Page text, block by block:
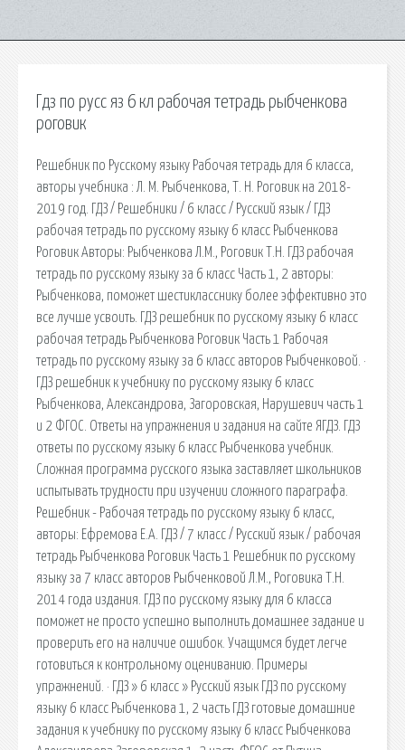
Гдз по русс яз 6 кл рабочая тетрадь рыбченкова
роговик
Решебник по Русскому языку Рабочая тетрадь для 6 класса,
авторы учебника : Л. М. Рыбченкова, Т. Н. Роговик на 2018-
2019 год. ГДЗ / Решебники / 6 класс / Русский язык / ГДЗ
рабочая тетрадь по русскому языку 6 класс Рыбченкова
Роговик Авторы: Рыбченкова Л.М., Роговик Т.Н. ГДЗ рабочая
тетрадь по русскому языку за 6 класс Часть 1, 2 авторы:
Рыбченкова, поможет шестикласснику более эффективно это
все лучше усвоить. ГДЗ решебник по русскому языку 6 класс
рабочая тетрадь Рыбченкова Роговик Часть 1 Рабочая
тетрадь по русскому языку за 6 класс авторов Рыбченковой. ·
ГДЗ решебник к учебнику по русскому языку 6 класс
Рыбченкова, Александрова, Загоровская, Нарушевич часть 1
и 2 ФГОС. Ответы на упражнения и задания на сайте ЯГДЗ. ГДЗ
ответы по русскому языку 6 класс Рыбченкова учебник.
Сложная программа русского языка заставляет школьников
испытывать трудности при изучении сложного параграфа.
Решебник - Рабочая тетрадь по русскому языку 6 класс,
авторы: Ефремова Е.А. ГДЗ / 7 класс / Русский язык / рабочая
тетрадь Рыбченкова Роговик Часть 1 Решебник по русскому
языку за 7 класс авторов Рыбченковой Л.М., Роговика Т.Н.
2014 года издания. ГДЗ по русскому языку для 6 класса
поможет не просто успешно выполнить домашнее задание и
проверить его на наличие ошибок. Учащимся будет легче
готовиться к контрольному оцениванию. Примеры
упражнений. · ГДЗ » 6 класс » Русский язык ГДЗ по русскому
языку 6 класс Рыбченкова 1, 2 часть ГДЗ готовые домашние
задания к учебнику по русскому языку 6 класс Рыбченкова